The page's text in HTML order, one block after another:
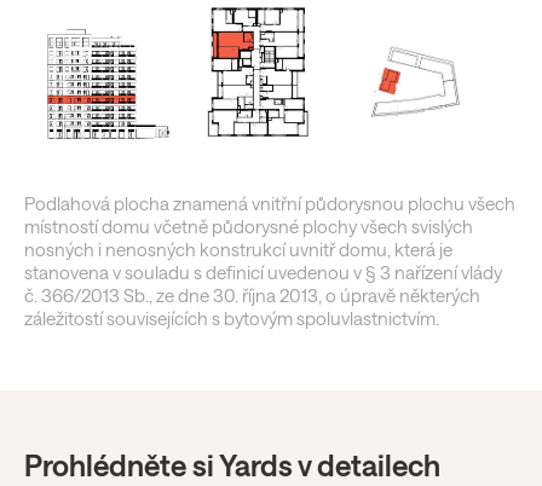
Podlahová plocha znamená vnitřní půdorysnou plochu všech
místností domu včetně půdorysné plochy všech svislých
nosných i nenosných konstrukcí uvnitř domu, která je
stanovena v souladu s definicí uvedenou v § 3 nařízení vlády
č. 366/2013 Sb., ze dne 30. října 2013, o úpravě některých
záležitostí souvisejících s bytovým spoluvlastnictvím.
Prohlédněte si Yards v detailech